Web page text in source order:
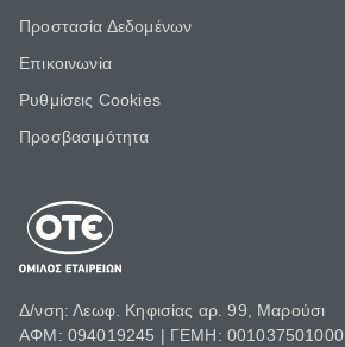
Προστασία Δεδομένων
Επικοινωνία
Ρυθμίσεις Cookies
Προσβασιμότητα
Δ/νση: Λεωφ. Κηφισίας αρ. 99, Μαρούσι
ΑΦΜ: 094019245 | ΓΕΜΗ: 001037501000